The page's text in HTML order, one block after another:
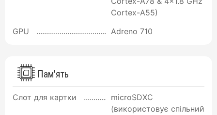
Cortex-A55)
GPU
Adreno 710
Пам'ять
Слот для картки
microSDXC
(використовує спільний